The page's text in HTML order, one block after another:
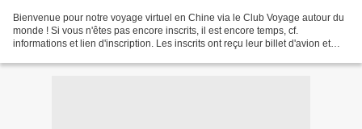
Bienvenue pour notre voyage virtuel en Chine via le Club Voyage autour du
monde ! Si vous n'êtes pas encore inscrits, il est encore temps, cf.
informations et lien d'inscription. Les inscrits ont reçu leur billet d'avion et